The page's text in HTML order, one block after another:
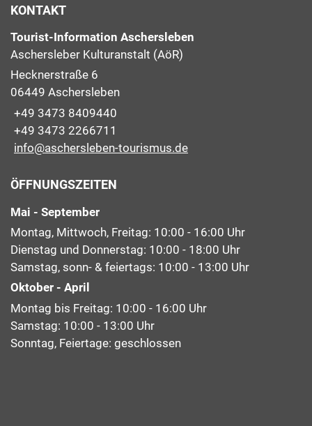
KONTAKT
Tourist-Information Aschersleben
Aschersleber Kulturanstalt (AöR)
Hecknerstraße 6
06449 Aschersleben
+49 3473 8409440
+49 3473 2266711
info@aschersleben-tourismus.de
ÖFFNUNGSZEITEN
Mai - September
Montag, Mittwoch, Freitag: 10:00 - 16:00 Uhr
Dienstag und Donnerstag: 10:00 - 18:00 Uhr
Samstag, sonn- & feiertags: 10:00 - 13:00 Uhr
Oktober - April
Montag bis Freitag: 10:00 - 16:00 Uhr
Samstag: 10:00 - 13:00 Uhr
Sonntag, Feiertage: geschlossen